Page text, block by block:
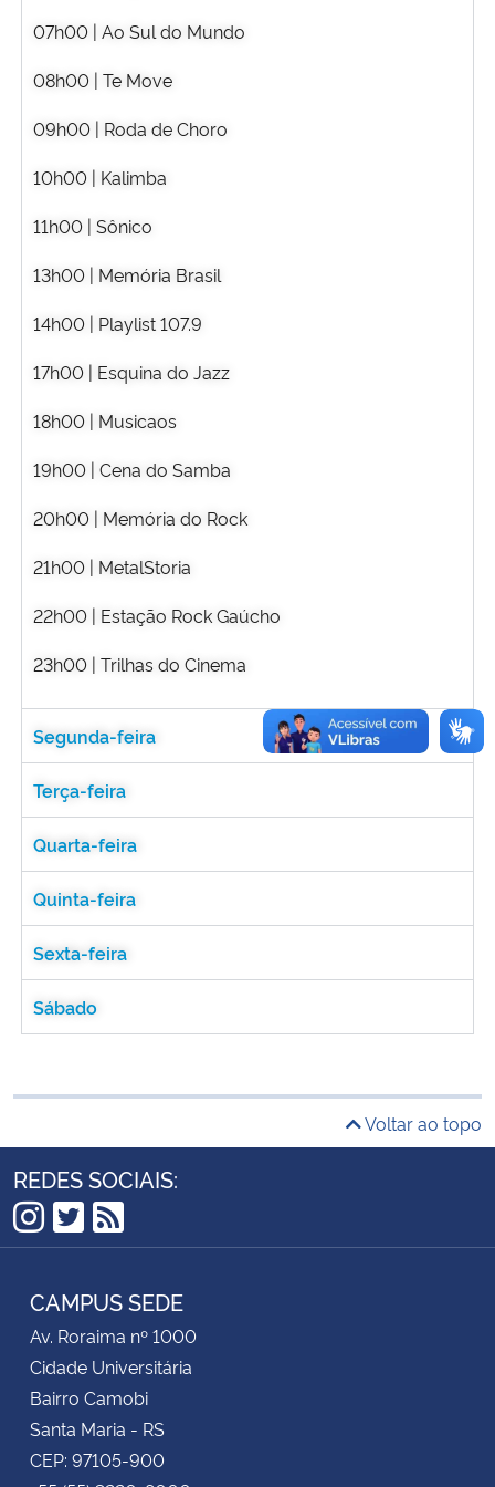
Ministério da Saúde
Ministério de Minas e Energia
Ministério do Turismo
Ministério do Desenvolvimento Regional
Controladoria-Geral da União
Secretaria de Governo
Gabinete de Segurança Institucional
Banco Central do Brasil
Planalto
07h00 | Ao Sul do Mundo
08h00 | Te Move
09h00 | Roda de Choro
10h00 | Kalimba
11h00 | Sônico
13h00 | Memória Brasil
14h00 | Playlist 107.9
17h00 | Esquina do Jazz
18h00 | Musicaos
19h00 | Cena do Samba
20h00 | Memória do Rock
21h00 | MetalStoria
22h00 | Estação Rock Gaúcho
23h00 | Trilhas do Cinema
Segunda-feira
Terça-feira
Quarta-feira
Quinta-feira
Sexta-feira
Sábado
Voltar ao topo
REDES SOCIAIS:
Instagram
Twitter
RSS
CAMPUS SEDE
Av. Roraima nº 1000
Cidade Universitária
Bairro Camobi
Santa Maria - RS
CEP: 97105-900